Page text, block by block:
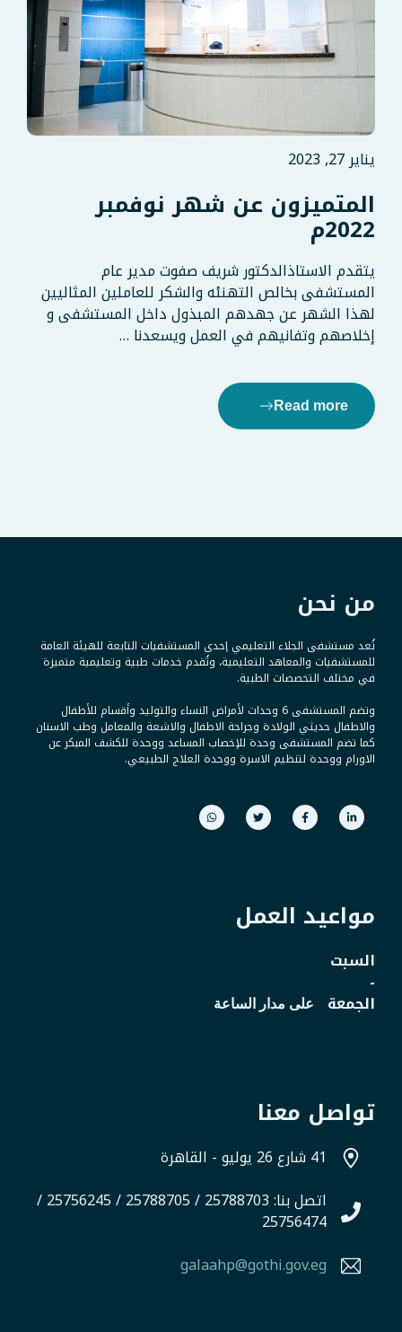
يناير 27, 2023
المتميزون عن شهر نوفمبر
2022م
يتقدم الاستاذالدكتور شريف صفوت مدير عام
المستشفى بخالص التهنئه والشكر للعاملين المثاليين
لهذا الشهر عن جهدهم المبذول داخل المستشفى و
إخلاصهم وتفانيهم في العمل ويسعدنا …
Read more
من نحن
تُعد مستشفى الجلاء التعليمي إحدى المستشفيات التابعة للهيئة العامة
للمستشفيات والمعاهد التعليمية، وتُقدم خدمات طبية وتعليمية متميزة
في مختلف التخصصات الطبية.
وتضم المستشفى 6 وحدات لأمراض النساء والتوليد وأقسام للأطفال
والاطفال حديثي الولادة وجراحة الاطفال والاشعة والمعامل وطب الاسنان
كما تضم المستشفى وحدة للإخصاب المساعد ووحدة للكشف المبكر عن
الاورام ووحدة لتنظيم الاسرة ووحدة العلاج الطبيعي.
مواعيد العمل
السبت
-
الجمعة على مدار الساعة
تواصل معنا
41 شارع 26 يوليو - القاهرة
اتصل بنا: 25788703 / 25788705 / 25756245 /
25756474
galaahp@gothi.gov.eg